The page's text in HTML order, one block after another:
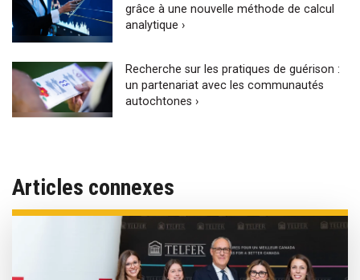
grâce à une nouvelle méthode de calcul
analytique ›
Recherche sur les pratiques de guérison :
un partenariat avec les communautés
autochtones ›
Articles connexes